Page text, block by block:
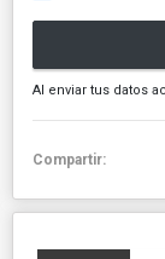
Al enviar tus datos
Compartir: